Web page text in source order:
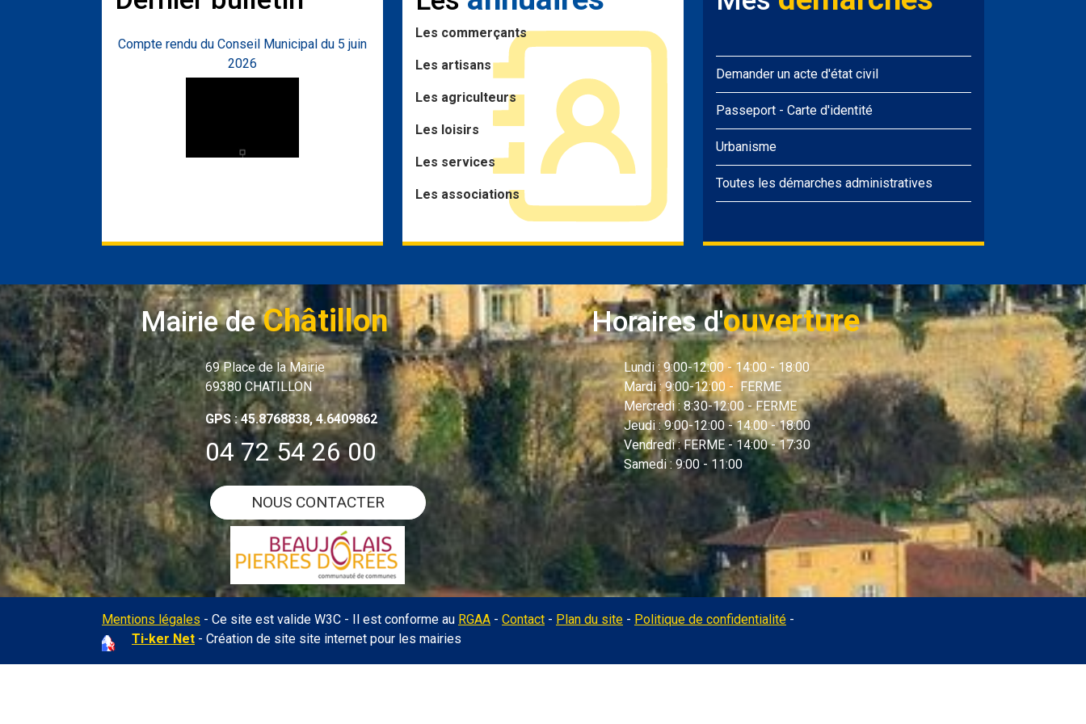
Compte rendu du Conseil Municipal du 5 juin
2026
Les commerçants
Les artisans
Les agriculteurs
Les loisirs
Les services
Les associations
Demander un acte d'état civil
Passeport - Carte d'identité
Urbanisme
Toutes les démarches administratives
Mairie deChâtillon
69 Place de la Mairie
69380 CHATILLON
GPS : 45.8768838, 4.6409862
04 72 54 26 00
NOUS CONTACTER
Horaires d'ouverture
Lundi : 9:00-12:00 - 14:00 - 18:00
Mardi : 9:00-12:00 - FERME
Mercredi : 8:30-12:00 - FERME
Jeudi : 9:00-12:00 - 14:00 - 18:00
Vendredi : FERME - 14:00 - 17:30
Samedi : 9:00 - 11:00
Mentions légales - Ce site est valide W3C - Il est conforme au RGAA - Contact - Plan du site - Politique de confidentialité -
Ti-ker Net - Création de site site internet pour les mairies